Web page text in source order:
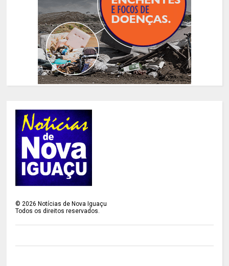
©2026 Notícias de Nova Iguaçu
Todos os direitos reservados.